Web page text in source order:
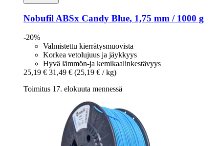
Nobufil ABSx Candy Blue, 1,75 mm / 1000 g
-20%
Valmistettu kierrätysmuovista
Korkea vetolujuus ja jäykkyys
Hyvä lämmön-ja kemikaalinkestävyys
25,19 € 31,49 € (25,19 € / kg)
Toimitus 17. elokuuta mennessä